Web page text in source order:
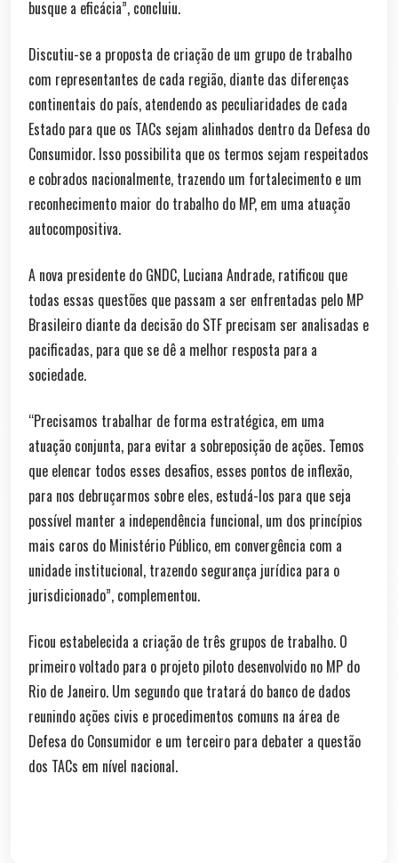
busque a eficácia”, concluiu.
Discutiu-se a proposta de criação de um grupo de trabalho
com representantes de cada região, diante das diferenças
continentais do país, atendendo as peculiaridades de cada
Estado para que os TACs sejam alinhados dentro da Defesa do
Consumidor. Isso possibilita que os termos sejam respeitados
e cobrados nacionalmente, trazendo um fortalecimento e um
reconhecimento maior do trabalho do MP, em uma atuação
autocompositiva.
A nova presidente do GNDC, Luciana Andrade, ratificou que
todas essas questões que passam a ser enfrentadas pelo MP
Brasileiro diante da decisão do STF precisam ser analisadas e
pacificadas, para que se dê a melhor resposta para a
sociedade.
“Precisamos trabalhar de forma estratégica, em uma
atuação conjunta, para evitar a sobreposição de ações. Temos
que elencar todos esses desafios, esses pontos de inflexão,
para nos debruçarmos sobre eles, estudá-los para que seja
possível manter a independência funcional, um dos princípios
mais caros do Ministério Público, em convergência com a
unidade institucional, trazendo segurança jurídica para o
jurisdicionado”, complementou.
Ficou estabelecida a criação de três grupos de trabalho. O
primeiro voltado para o projeto piloto desenvolvido no MP do
Rio de Janeiro. Um segundo que tratará do banco de dados
reunindo ações civis e procedimentos comuns na área de
Defesa do Consumidor e um terceiro para debater a questão
dos TACs em nível nacional.